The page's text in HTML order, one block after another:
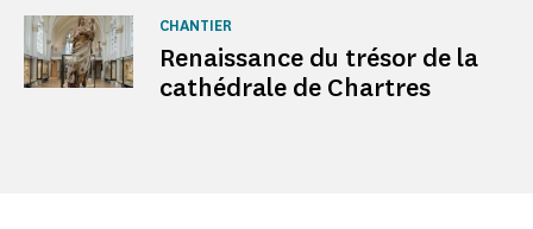
Renaissance du trésor de la
cathédrale de Chartres
CHANTIER